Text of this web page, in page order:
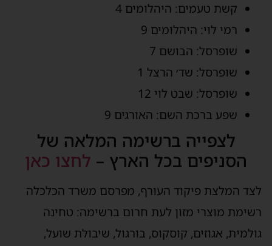
קשת טעמים: היהלומים 4
רמי לוי: היהלומים 9
שופרסל: הבושם 7
שופרסל: שד׳ הרצל 1
שופרסל: שבט לוי 12
שפע ברכת השם: האורגים 9
לצפייה ברשימה המלאה של
הסניפים בכל הארץ – לחצו כאן
לצד המלצת פיקוד העורף, מפרסם משרד הכלכלה
רשימת מוצרי מזון לעת חרום ברשימה: טחינה
גולמית, אגוזים, קוסקוס, בורגול, שיבולת שועל,